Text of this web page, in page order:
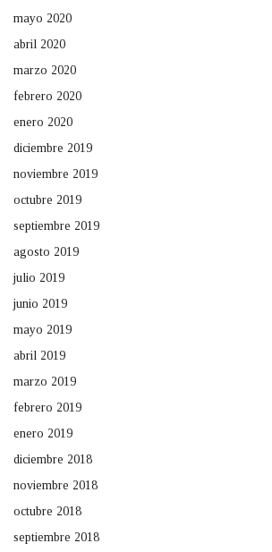
mayo 2020
abril 2020
marzo 2020
febrero 2020
enero 2020
diciembre 2019
noviembre 2019
octubre 2019
septiembre 2019
agosto 2019
julio 2019
junio 2019
mayo 2019
abril 2019
marzo 2019
febrero 2019
enero 2019
diciembre 2018
noviembre 2018
octubre 2018
septiembre 2018